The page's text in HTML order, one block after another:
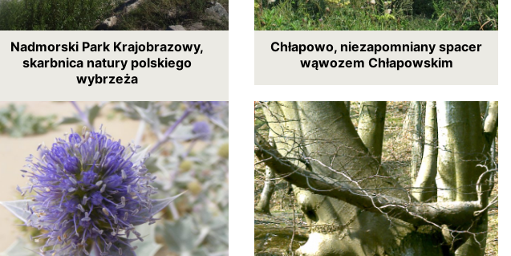
Nadmorski Park Krajobrazowy,
skarbnica natury polskiego
wybrzeża
Chłapowo, niezapomniany spacer
wąwozem Chłapowskim